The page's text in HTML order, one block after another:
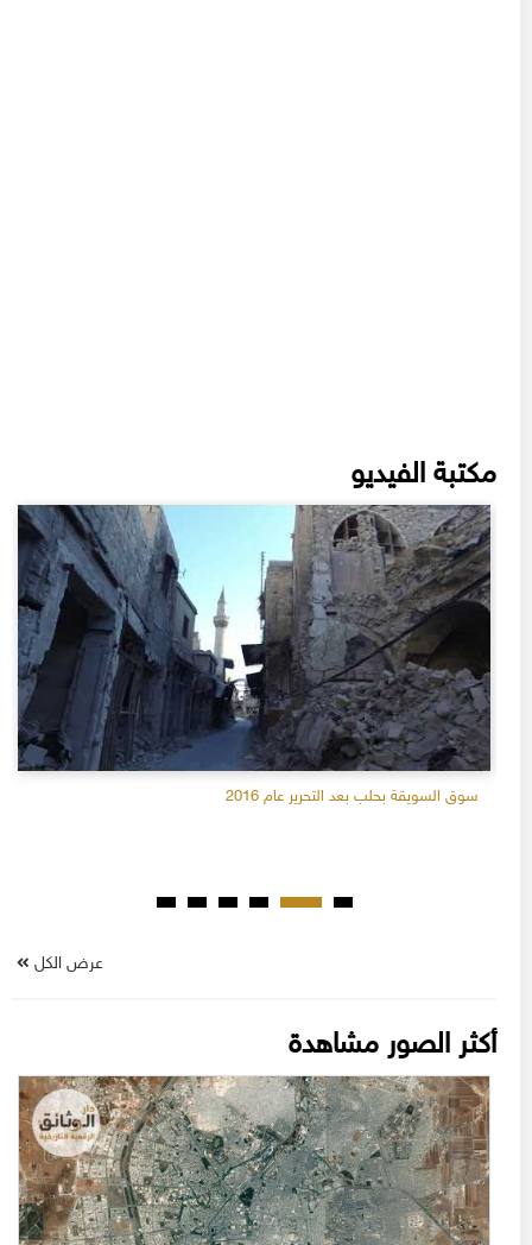
مكتبة الفيديو
سوق السويقة بحلب بعد التحرير عام 2016
عرض الكل
أكثر الصور مشاهدة